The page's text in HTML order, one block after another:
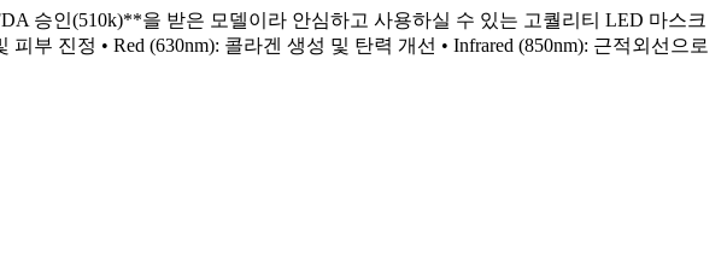
승인(510k)**을 받은 모델이라 안심하고 사용하실 수 있는 고퀄리티 LED 마스크
부 진정 • Red (630nm): 콜라겐 생성 및 탄력 개선 • Infrared (850nm): 근적외선으로